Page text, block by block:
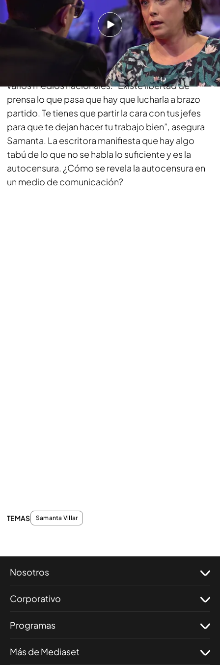
Compartir
Samanta Villar, periodista de esta misma casa, ha
trabajado en la televisión pública y privada de
varios medios nacionales. “Existe libertad de
prensa lo que pasa que hay que lucharla a brazo
partido. Te tienes que partir la cara con tus jefes
para que te dejan hacer tu trabajo bien”, asegura
Samanta. La escritora manifiesta que hay algo
tabú de lo que no se habla lo suficiente y es la
autocensura. ¿Cómo se revela la autocensura en
un medio de comunicación?
TEMAS Samanta Villar
Nosotros
Corporativo
Programas
Más de Mediaset